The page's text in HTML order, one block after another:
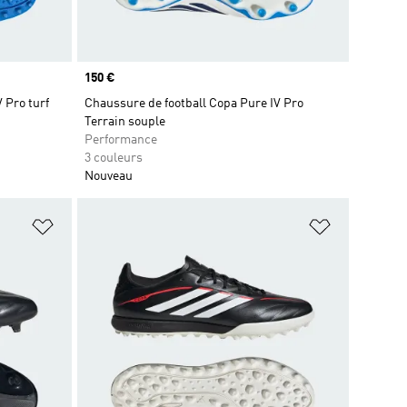
Pro turf
Prix
150 €
Chaussure de football Copa Pure IV Pro
Terrain souple
Performance
3 couleurs
Nouveau